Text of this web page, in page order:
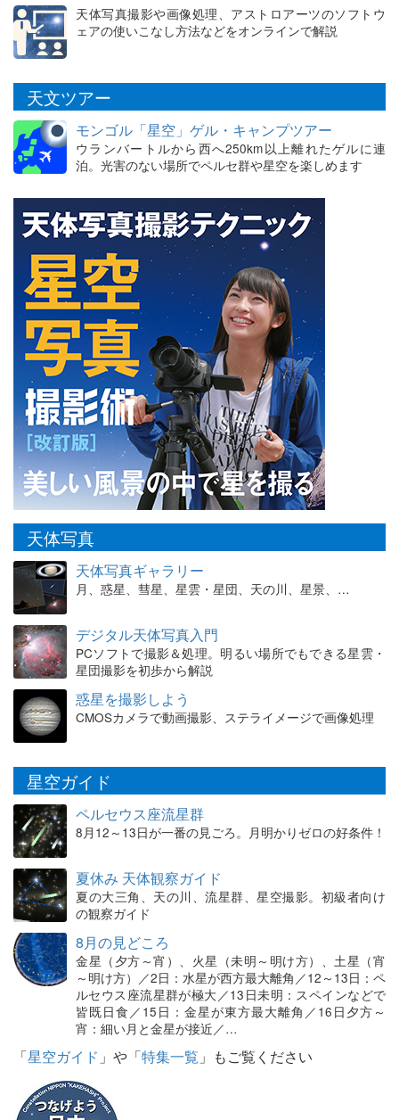
天体写真撮影や画像処理、アストロアーツのソフトウ
ェアの使いこなし方法などをオンラインで解説
天文ツアー
モンゴル「星空」ゲル・キャンプツアー
ウランバートルから西へ250km以上離れたゲルに連
泊。光害のない場所でペルセ群や星空を楽しめます
天体写真
天体写真ギャラリー
月、惑星、彗星、星雲・星団、天の川、星景、…
デジタル天体写真入門
PCソフトで撮影＆処理。明るい場所でもできる星雲・
星団撮影を初歩から解説
惑星を撮影しよう
CMOSカメラで動画撮影、ステライメージで画像処理
星空ガイド
ペルセウス座流星群
8月12～13日が一番の見ごろ。月明かりゼロの好条件！
夏休み 天体観察ガイド
夏の大三角、天の川、流星群、星空撮影。初級者向け
の観察ガイド
8月の見どころ
金星（夕方～宵）、火星（未明～明け方）、土星（宵
～明け方）／2日：水星が西方最大離角／12～13日：ペ
ルセウス座流星群が極大／13日未明：スペインなどで
皆既日食／15日：金星が東方最大離角／16日夕方～
宵：細い月と金星が接近／…
「星空ガイド 」や「特集一覧 」もご覧ください